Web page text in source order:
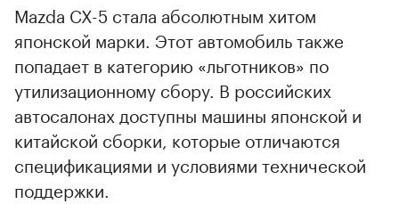
Mazda CX-5 стала абсолютным хитом
японской марки. Этот автомобиль также
попадает в категорию «льготников» по
утилизационному сбору. В российских
автосалонах доступны машины японской и
китайской сборки, которые отличаются
спецификациями и условиями технической
поддержки.